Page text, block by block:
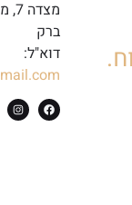
ברק
דוא"ל: